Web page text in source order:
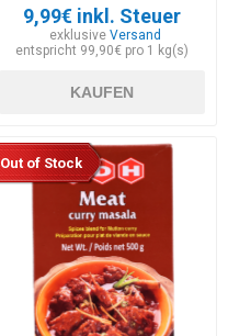
9,99€ inkl. Steuer
exklusive Versand
entspricht 99,90€ pro 1 kg(s)
KAUFEN
Out of Stock